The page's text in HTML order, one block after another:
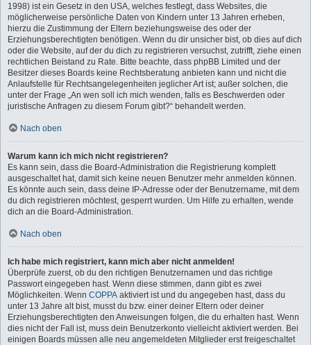
1998) ist ein Gesetz in den USA, welches festlegt, dass Websites, die
möglicherweise persönliche Daten von Kindern unter 13 Jahren erheben,
hierzu die Zustimmung der Eltern beziehungsweise des oder der
Erziehungsberechtigten benötigen. Wenn du dir unsicher bist, ob dies auf dich
oder die Website, auf der du dich zu registrieren versuchst, zutrifft, ziehe einen
rechtlichen Beistand zu Rate. Bitte beachte, dass phpBB Limited und der
Besitzer dieses Boards keine Rechtsberatung anbieten kann und nicht die
Anlaufstelle für Rechtsangelegenheiten jeglicher Art ist; außer solchen, die
unter der Frage „An wen soll ich mich wenden, falls es Beschwerden oder
juristische Anfragen zu diesem Forum gibt?“ behandelt werden.
Nach oben
Warum kann ich mich nicht registrieren?
Es kann sein, dass die Board-Administration die Registrierung komplett
ausgeschaltet hat, damit sich keine neuen Benutzer mehr anmelden können.
Es könnte auch sein, dass deine IP-Adresse oder der Benutzername, mit dem
du dich registrieren möchtest, gesperrt wurden. Um Hilfe zu erhalten, wende
dich an die Board-Administration.
Nach oben
Ich habe mich registriert, kann mich aber nicht anmelden!
Überprüfe zuerst, ob du den richtigen Benutzernamen und das richtige
Passwort eingegeben hast. Wenn diese stimmen, dann gibt es zwei
Möglichkeiten. Wenn COPPA aktiviert ist und du angegeben hast, dass du
unter 13 Jahre alt bist, musst du bzw. einer deiner Eltern oder deiner
Erziehungsberechtigten den Anweisungen folgen, die du erhalten hast. Wenn
dies nicht der Fall ist, muss dein Benutzerkonto vielleicht aktiviert werden. Bei
einigen Boards müssen alle neu angemeldeten Mitglieder erst freigeschaltet